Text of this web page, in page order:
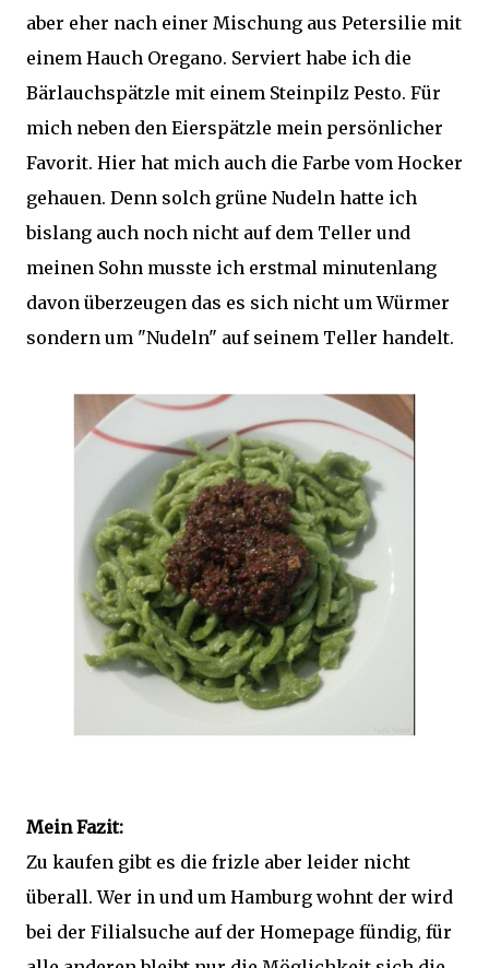
aber eher nach einer Mischung aus Petersilie mit
einem Hauch Oregano. Serviert habe ich die
Bärlauchspätzle mit einem Steinpilz Pesto. Für
mich neben den Eierspätzle mein persönlicher
Favorit. Hier hat mich auch die Farbe vom Hocker
gehauen. Denn solch grüne Nudeln hatte ich
bislang auch noch nicht auf dem Teller und
meinen Sohn musste ich erstmal minutenlang
davon überzeugen das es sich nicht um Würmer
sondern um "Nudeln" auf seinem Teller handelt.
Mein Fazit:
Zu kaufen gibt es die frizle aber leider nicht
überall. Wer in und um Hamburg wohnt der wird
bei der Filialsuche auf der Homepage fündig, für